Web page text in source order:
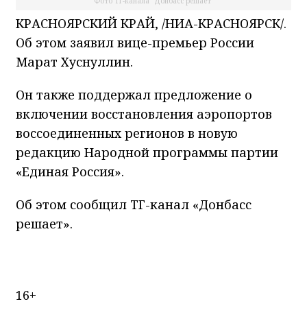
КРАСНОЯРСКИЙ КРАЙ, /НИА-КРАСНОЯРСК/.
Об этом заявил вице-премьер России
Марат Хуснуллин.
Он также поддержал предложение о
включении восстановления аэропортов
воссоединенных регионов в новую
редакцию Народной программы партии
«Единая Россия».
Об этом сообщил ТГ-канал «Донбасс
решает».
16+